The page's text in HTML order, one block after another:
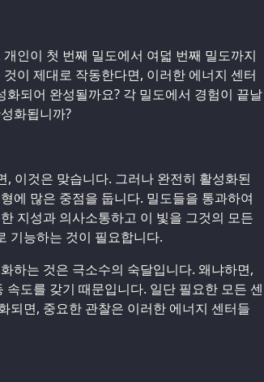
인이 첫 번째 밀도에서 여덟 번째 밀도까지
이 제대로 작동한다면, 이러한 에너지 센터
되어 완성될까요? 각 밀도에서 경험이 끝날
화됩니까?
, 이것은 맞습니다. 그러나 완전히 활성화된
에 많은 중점을 둡니다. 밀도들을 통과하여
지성과 의사소통하고 이 빛을 그것의 모든
기능하는 것이 필요합니다.
하는 것은 극소수의 숙달입니다. 왜냐하면,
도를 갖기 때문입니다. 일단 필요한 모든 센
되면, 중요한 관찰은 이러한 에너지 센터들